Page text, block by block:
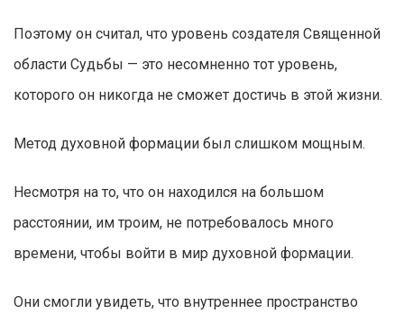
Поэтому он считал, что уровень создателя Священной
области Судьбы — это несомненно тот уровень,
которого он никогда не сможет достичь в этой жизни.
Метод духовной формации был слишком мощным.
Несмотря на то, что он находился на большом
расстоянии, им троим, не потребовалось много
времени, чтобы войти в мир духовной формации.
Они смогли увидеть, что внутреннее пространство